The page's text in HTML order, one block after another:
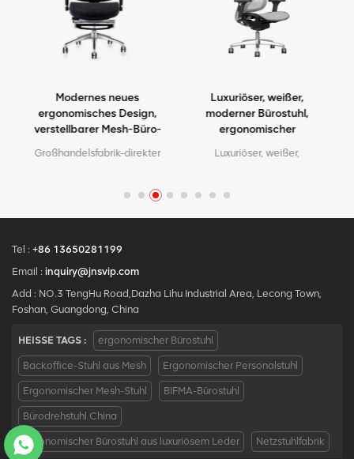
Modernes neues
ergonomisches Design,
verstellbarer Mesh-Büro-
Großhandelsfabrik-direkter
greifenstuhl MOQ ist EIN
Stück, große Quantität mit
Diskont.Maßgeschneiderter
Bedürfnissen ist akzeptabel.
Luxuriöser, weißer,
moderner Bürostuhl,
ergonomischer
Metallmaterial für den
Luxuriöser, weißer,
mit Mesh-Metallmaterial für
den Bürogebrauch
Tel : +86 13650281199
Email : inquiry@jnsvip.com
Add : NO.3 TengHu Road,Dazha Lihu Industrial Area, Lecong Town,
Foshan, Guangdong, China
HEISSE TAGS : ergonomischer Bürostuhl
Backoffice-Stuhl aus Mesh Ergonomischer Personalstuhl
Ergonomischer Mesh-Stuhl BIFMA-Bürostuhl
Bürodrehstuhl China
Ergonomischer Bürostuhl aus luxuriösem Leder Netzstuhlfabrik